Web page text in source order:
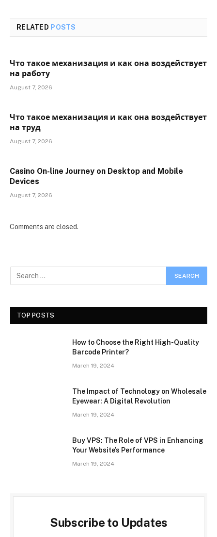
RELATED POSTS
Что такое механизация и как она воздействует
на работу
August 7, 2026
Что такое механизация и как она воздействует
на труд
August 7, 2026
Casino On-line Journey on Desktop and Mobile
Devices
August 7, 2026
Comments are closed.
TOP POSTS
How to Choose the Right High-Quality
Barcode Printer?
March 19, 2024
The Impact of Technology on Wholesale
Eyewear: A Digital Revolution
March 19, 2024
Buy VPS: The Role of VPS in Enhancing
Your Website’s Performance
March 19, 2024
Subscribe to Updates